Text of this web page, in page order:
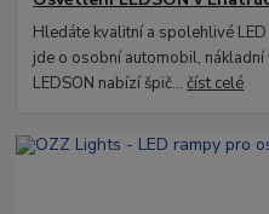
Hledáte kvalitní a spolehlivé
jde o osobní automobil,
LEDSON nabízí špič...číst celé